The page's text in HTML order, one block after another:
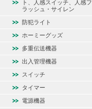
ト、人感スイッチ、人感フ
ラッシュ・サイレン
防犯ライト
ホーミーグッズ
多重伝送機器
出入管理機器
スイッチ
タイマー
電源機器